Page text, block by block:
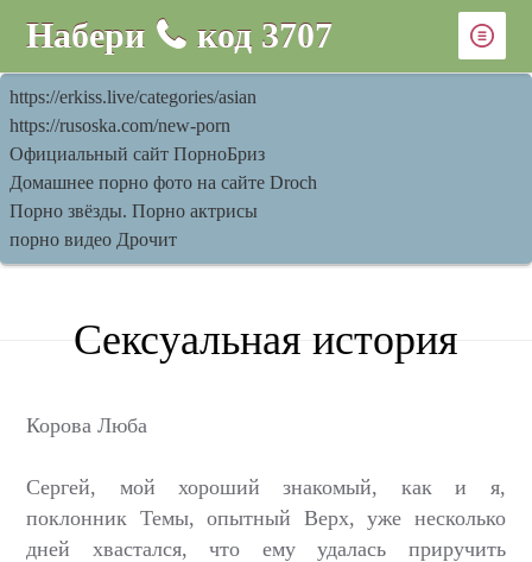
Набери код 3707
https://erkiss.live/categories/asian
https://rusoska.com/new-porn
Официальный сайт ПорноБриз
Домашнее порно фото на сайте Droch
Порно звёзды. Порно актрисы
порно видео Дрочит
Сексуальная история
Корова Люба
Сергей, мой хороший знакомый, как и я,
поклонник Темы, опытный Верх, уже несколько
дней хвастался, что ему удалась приручить